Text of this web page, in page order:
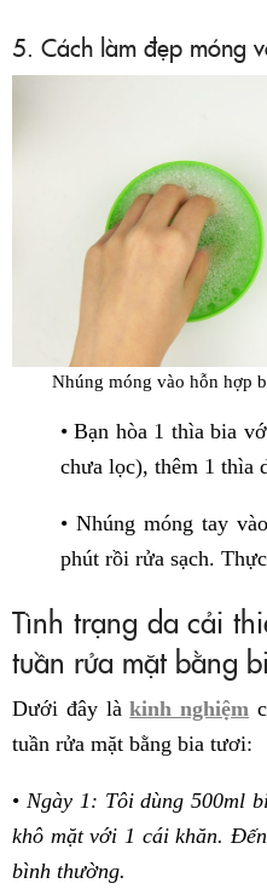
5. Cách làm đẹp móng
Nhúng móng vào hỗn hợp
• Bạn hòa 1 thìa bia
chưa lọc), thêm 1 thìa
• Nhúng móng tay
phút rồi rửa sạch.
Tình trạng da cải
tuần rửa mặt bằng
Dưới đây làkinh nghiệm
tuần rửa mặt bằng bia tươi:
• Ngày 1: Tôi dùng 500ml
khô mặt với 1 cái khăn.
bình thường.